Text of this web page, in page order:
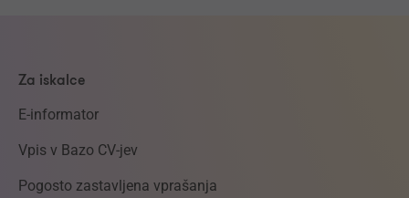
Za iskalce
E-informator
Vpis v Bazo CV-jev
Pogosto zastavljena vprašanja